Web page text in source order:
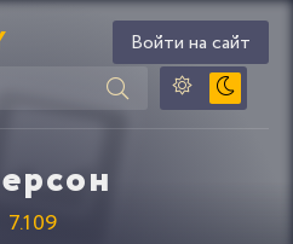
Войти на сайт
7.109